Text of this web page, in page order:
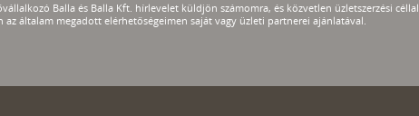
Balla és Balla Kft. hírlevelet küldjön számomra, és közvetlen üzletszerzési céllal
az általam megadott elérhetőségeimen saját vagy üzleti partnerei ajánlatával.